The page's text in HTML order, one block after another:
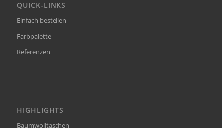
QUICK-LINKS
Einfach bestellen
Farbpalette
Referenzen
HIGHLIGHTS
Baumwolltaschen